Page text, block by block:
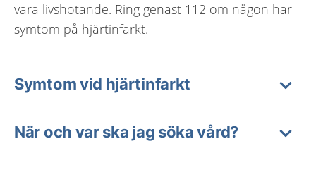
vara livshotande. Ring genast 112 om någon har
symtom på hjärtinfarkt.
Symtom vid hjärtinfarkt
När och var ska jag söka vård?